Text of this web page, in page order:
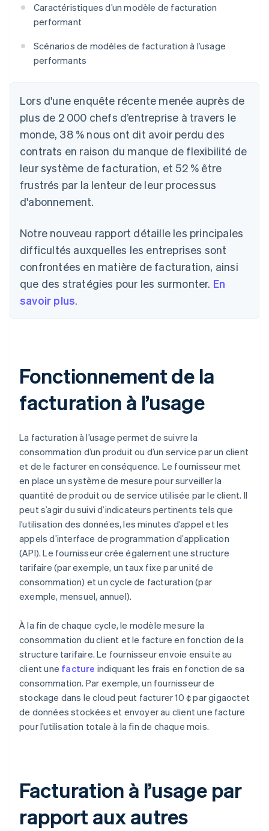
Caractéristiques d’un modèle de facturation
performant
Scénarios de modèles de facturation à l’usage
performants
Lors d'une enquête récente menée auprès de
plus de 2 000 chefs d’entreprise à travers le
monde, 38 % nous ont dit avoir perdu des
contrats en raison du manque de flexibilité de
leur système de facturation, et 52 % être
frustrés par la lenteur de leur processus
d'abonnement.
Notre nouveau rapport détaille les principales
difficultés auxquelles les entreprises sont
confrontées en matière de facturation, ainsi
que des stratégies pour les surmonter. En
savoir plus.
Fonctionnement de la
facturation à l’usage
La facturation à l’usage permet de suivre la
consommation d’un produit ou d’un service par un client
et de le facturer en conséquence. Le fournisseur met
en place un système de mesure pour surveiller la
quantité de produit ou de service utilisée par le client. Il
peut s’agir du suivi d’indicateurs pertinents tels que
l’utilisation des données, les minutes d’appel et les
appels d’interface de programmation d’application
(API). Le fournisseur crée également une structure
tarifaire (par exemple, un taux fixe par unité de
consommation) et un cycle de facturation (par
exemple, mensuel, annuel).
À la fin de chaque cycle, le modèle mesure la
consommation du client et le facture en fonction de la
structure tarifaire. Le fournisseur envoie ensuite au
client une facture indiquant les frais en fonction de sa
consommation. Par exemple, un fournisseur de
stockage dans le cloud peut facturer 10 ¢ par gigaoctet
de données stockées et envoyer au client une facture
pour l’utilisation totale à la fin de chaque mois.
Facturation à l’usage par
rapport aux autres